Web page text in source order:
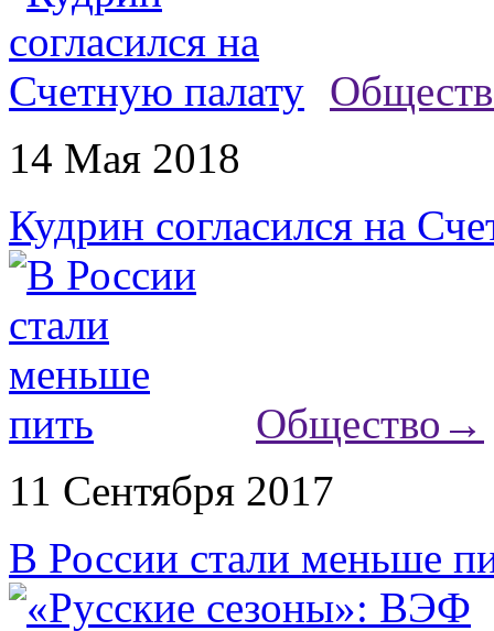
14 Мая 2018
Кудрин согласился на
Общество →
11 Сентября 2017
В России стали меньше